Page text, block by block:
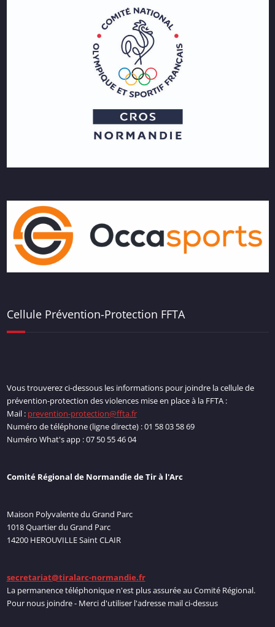
Cellule Prévention-Protection FFTA
Vous trouverez ci-dessous les informations pour joindre la cellule de
prévention-protection des violences mise en place à la FFTA :
Mail : prevention-protection@ffta.fr
Numéro de téléphone (ligne directe) : 01 58 03 58 69
Numéro What's app : 07 50 55 46 04
Comité Régional de Normandie de Tir à l'Arc
Maison Polyvalente du Grand Parc
1018 Quartier du Grand Parc
14200 HEROUVILLE Saint CLAIR
secretariat@tiralarc-normandie.fr
La permanence téléphonique n'est plus assurée au Comité Régional.
Pour nous joindre - Merci d'utiliser l'adresse mail ci-dessus